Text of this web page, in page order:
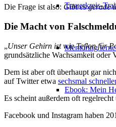
Trauerkreis-
Mentoring
Ebook: Mein
Die Frage ist also: Gibt es gerade
Die Macht von
„Unser Gehirn ist wie Teflon für
grundsätzliche Wachsamkeit oder
Dem ist aber oft überhaupt gar
auf Twitter etwa sechsmal
Es scheint außerdem oft
Facebook und Instagram haben